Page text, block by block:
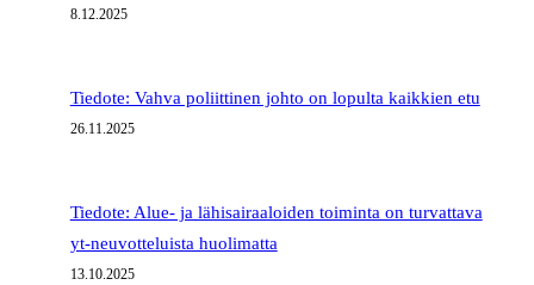
8.12.2025
Tiedote: Vahva poliittinen johto on lopulta kaikkien etu
26.11.2025
Tiedote: Alue- ja lähisairaaloiden toiminta on turvattava
yt-neuvotteluista huolimatta
13.10.2025